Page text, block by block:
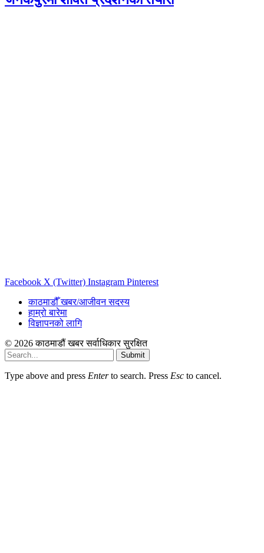
Facebook X (Twitter) Instagram Pinterest
काठमाडौँ खबर/आजीवन सदस्य
हाम्रो बारेमा
विज्ञापनको लागि
© 2026 काठमाडौं खबर सर्वाधिकार सुरक्षित
Submit
Type above and press Enterto search. Press Esc to cancel.